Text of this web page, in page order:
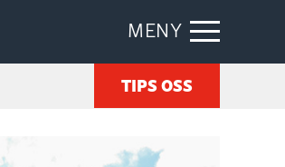
MENY
TIPS OSS